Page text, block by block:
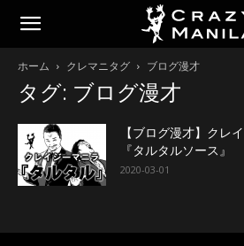
ホーム クレマニタグ ブログ漫才
タグ: ブログ漫才
【ブログ漫才】クレ
『タルタルソース』
2020-03-01